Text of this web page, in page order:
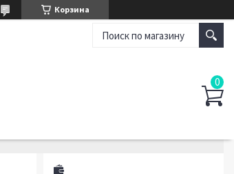
Корзина